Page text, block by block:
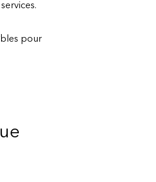
pour